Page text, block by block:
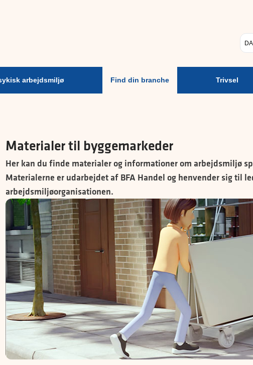
arbejdsmiljø Find din branche Trivsel
Materialer til byggemarkeder
Her kan du finde materialer og informationer om arbejdsmiljø
Materialerne er udarbejdet af BFA Handel og henvender sig til
arbejdsmiljøorganisationen.